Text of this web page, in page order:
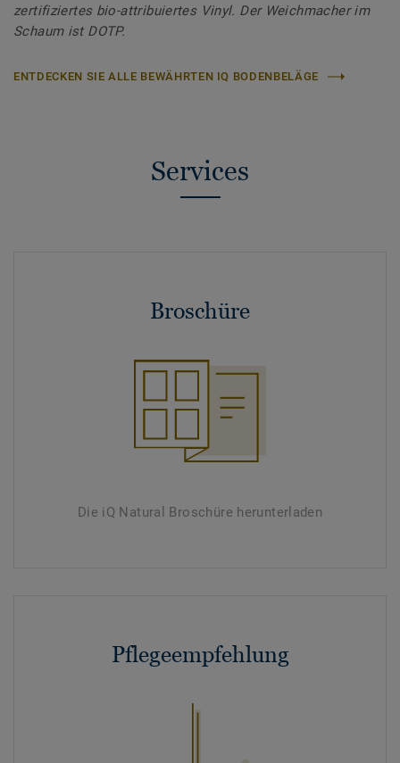
zertifiziertes bio-attribuiertes Vinyl. Der Weichmacher im
Schaum ist DOTP.
ENTDECKEN SIE ALLE BEWÄHRTEN IQ BODENBELÄGE
Services
Broschüre
Die iQ Natural Broschüre herunterladen
Pflegeempfehlung